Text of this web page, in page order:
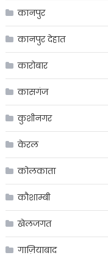
कानपुर
कानपुर देहात
कारोबार
कासगंज
कुशीनगर
केरल
कोलकाता
कौशाम्बी
खेलजगत
गाज़ियाबाद